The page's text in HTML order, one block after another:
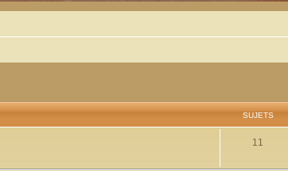
SUJETS
11